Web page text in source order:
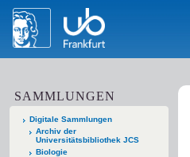
SAMMLUNGEN
Digitale Sammlungen
Archiv der
Universitätsbibliothek JCS
Biologie